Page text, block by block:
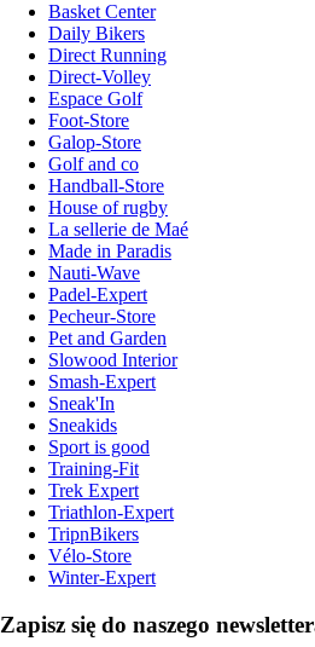
Basket Center
Daily Bikers
Direct Running
Direct-Volley
Espace Golf
Foot-Store
Galop-Store
Golf and co
Handball-Store
House of rugby
La sellerie de Maé
Made in Paradis
Nauti-Wave
Padel-Expert
Pecheur-Store
Pet and Garden
Slowood Interior
Smash-Expert
Sneak'In
Sneakids
Sport is good
Training-Fit
Trek Expert
Triathlon-Expert
TripnBikers
Vélo-Store
Winter-Expert
Zapisz się do naszego